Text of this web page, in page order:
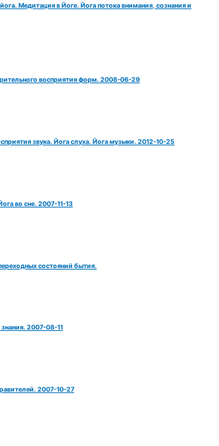
Медитация в Йоге. Йога потока внимания, сознания и
восприятия форм. 2008-06-29
звука. Йога слуха. Йога музыки. 2012-10-25
во сне. 2007-11-13
состояний бытия.
2007-08-11
2007-10-27